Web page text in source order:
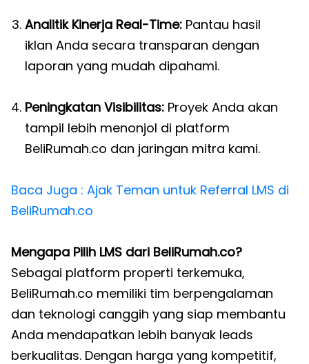
Analitik Kinerja Real-Time: Pantau hasil
iklan Anda secara transparan dengan
laporan yang mudah dipahami.
Peningkatan Visibilitas: Proyek Anda akan
tampil lebih menonjol di platform
BeliRumah.co dan jaringan mitra kami.
Baca Juga : Ajak Teman untuk Referral LMS di
BeliRumah.co
Mengapa Pilih LMS dari BeliRumah.co?
Sebagai platform properti terkemuka,
BeliRumah.co memiliki tim berpengalaman
dan teknologi canggih yang siap membantu
Anda mendapatkan lebih banyak leads
berkualitas. Dengan harga yang kompetitif,